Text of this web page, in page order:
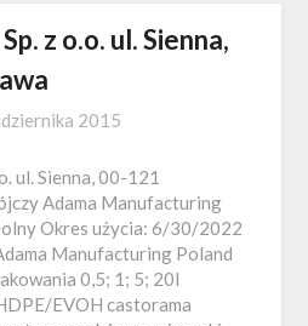
z o.o. ul. Sienna,
2015
ul. Sienna, 00-121
Adama Manufacturing
Okres użycia: 6/30/2022
Manufacturing Poland
0,5; 1; 5; 20l
EVOH castorama